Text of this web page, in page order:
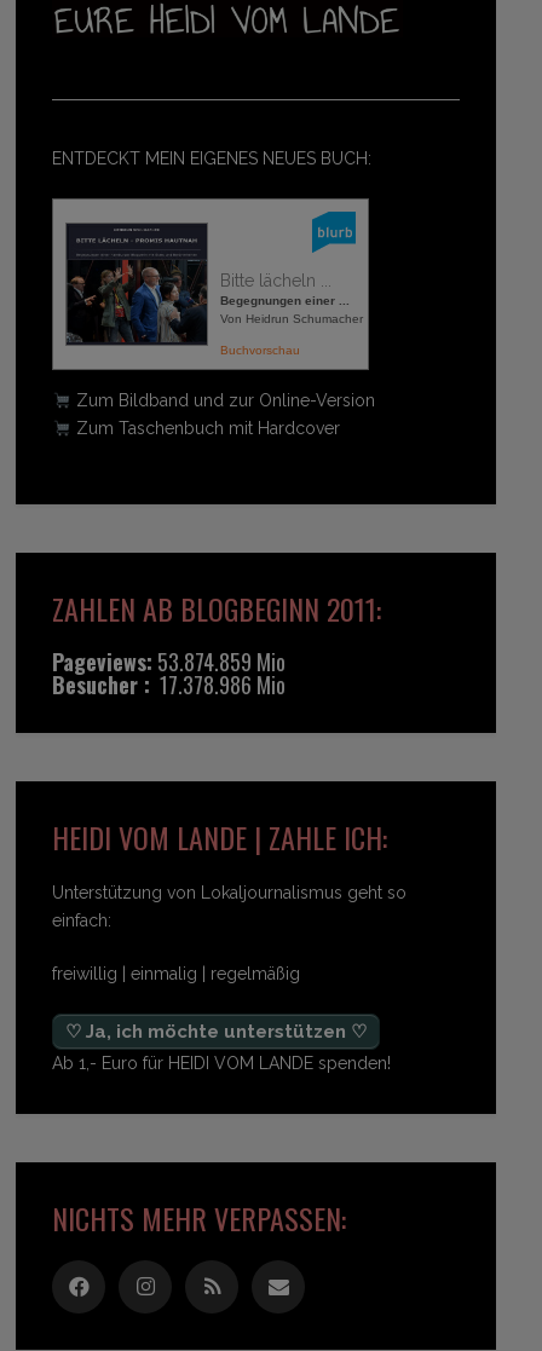
ENTDECKT MEIN EIGENES NEUES BUCH:
Bitte lächeln ...
Begegnungen einer ...
Von Heidrun Schumacher
Buchvorschau
Zum Bildband und zur Online-Version
Zum Taschenbuch mit Hardcover
ZAHLEN AB BLOGBEGINN 2011:
Pageviews: 53.874.859 Mio
Besucher : 17.378.986 Mio
HEIDI VOM LANDE | ZAHLE ICH:
Unterstützung von Lokaljournalismus geht so
einfach:
freiwillig | einmalig | regelmäßig
♡ Ja, ich möchte unterstützen ♡
Ab 1,- Euro für HEIDI VOM LANDE spenden!
NICHTS MEHR VERPASSEN: